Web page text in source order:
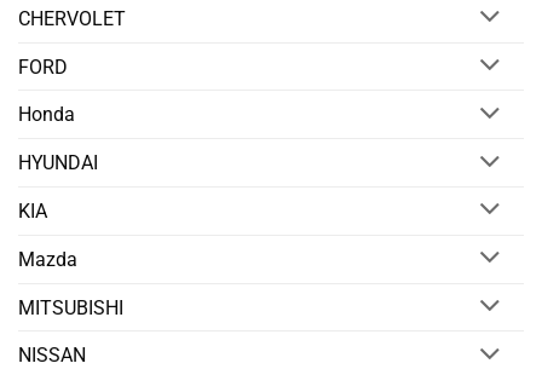
CHERVOLET
FORD
Honda
HYUNDAI
KIA
Mazda
MITSUBISHI
NISSAN